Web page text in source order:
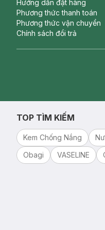
Hướng dẫn đặt hàng
Phương thức thanh toán
Phương thức vận chuyển
Chính sách đổi trả
TOP TÌM KIẾM
Kem Chống Nắng
Obagi
VASELINE